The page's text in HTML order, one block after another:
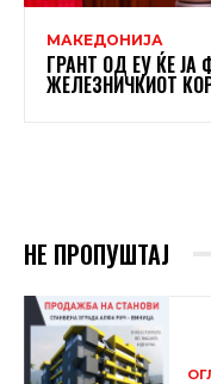
МАКЕДОНИЈА
ГРАНТ ОД ЕУ ЌЕ
ЖЕЛЕЗНИЧКИОТ
НЕ ПРОПУШТАЈ